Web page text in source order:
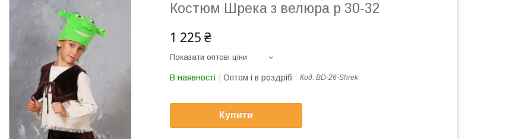
Костюм Шрека з велюра р 30-32
1 225 ₴
Показати оптові ціни
В наявності Оптом і в роздріб Код: BD-26-Shrek
Купити